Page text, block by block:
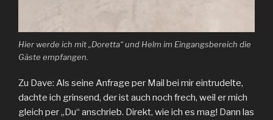
Hier werde ich mit „Doretta“ und Helm im Eingangsbereich die
Gäste empfangen.
Zu Dave: Als seine Anfrage per Mail bei mir eintrudelte,
dachte ich grinsend, der ist auch noch frech, weil er mich
gleich per „Du“ anschrieb. Direkt, wie ich es mag! Dann las